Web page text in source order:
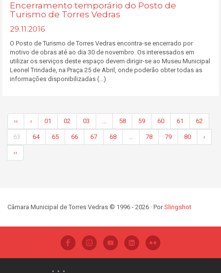
Encerramento temporário do Posto de
Turismo de Torres Vedras
29.11.2016
O Posto de Turismo de Torres Vedras encontra-se encerrado por
motivo de obras até ao dia 30 de novembro. Os interessados em
utilizar os serviços deste espaço devem dirigir-se ao Museu Municipal
Leonel Trindade, na Praça 25 de Abril, onde poderão obter todas as
informações disponibilizadas (...)
‹‹ ‹ 01 02 03 … 58 59 60 61 62
63 64 65 66 67 68 … 78 79 80 ›
››
Câmara Municipal de Torres Vedras © 1996 - 2026 · PorSlingshot